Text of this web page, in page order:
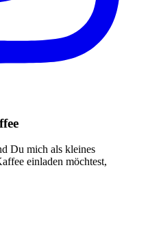
Du mich als kleines
einladen möchtest,